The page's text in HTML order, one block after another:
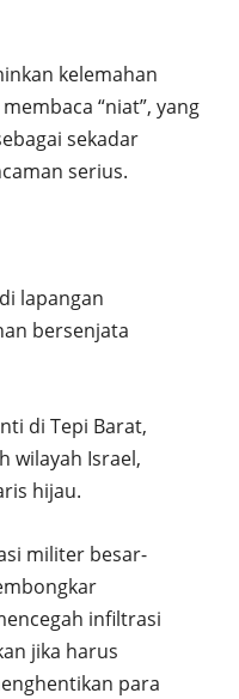
kelemahan
“niat”, yang
sekadar
serius.
lapangan
bersenjata
di Tepi Barat,
wilayah Israel,
hijau.
militer besar-
infiltrasi
jika harus
para